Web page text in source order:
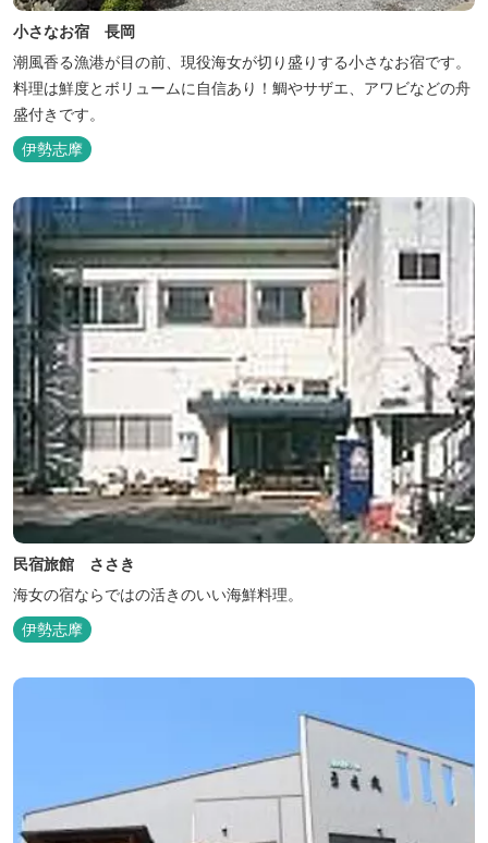
小さなお宿 長岡
潮風香る漁港が目の前、現役海女が切り盛りする小さなお宿です。
料理は鮮度とボリュームに自信あり！鯛やサザエ、アワビなどの舟
盛付きです。
伊勢志摩
民宿旅館 ささき
海女の宿ならではの活きのいい海鮮料理。
伊勢志摩